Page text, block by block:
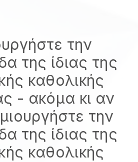
την
της ίδιας της
καθολικής
- ακόμα κι αν
την
της ίδιας της
καθολικής